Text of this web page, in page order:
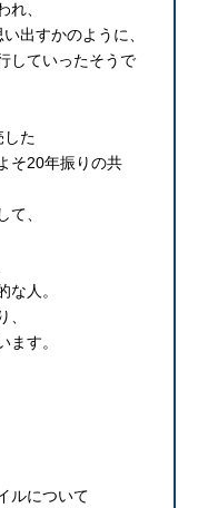
、
出すかのように、
していったそうで
した
そ20年振りの共
て、
な人。
ます。
ルについて